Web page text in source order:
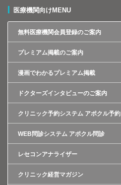
医療機関向けMENU
無料医療機関会員登録のご案内
プレミアム掲載のご案内
漫画でわかるプレミアム掲載
ドクターズインタビューのご案内
クリニック予約システム アポクル予約
WEB問診システム アポクル問診
レセコンアナライザー
クリニック経営マガジン